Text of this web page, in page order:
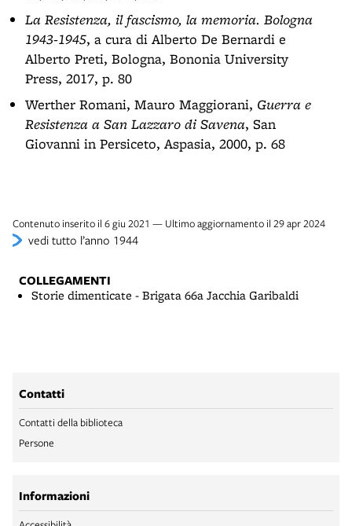
La Resistenza, il fascismo, la memoria. Bologna
1943-1945, a cura di Alberto De Bernardi e
Alberto Preti, Bologna, Bononia University
Press, 2017, p. 80
Werther Romani, Mauro Maggiorani, Guerra e
Resistenza a San Lazzaro di Savena, San
Giovanni in Persiceto, Aspasia, 2000, p. 68
Contenuto inserito il 6 giu 2021 — Ultimo aggiornamento il 29 apr 2024
vedi tutto l’anno 1944
COLLEGAMENTI
Storie dimenticate - Brigata 66a Jacchia Garibaldi
Contatti
Contatti della biblioteca
Persone
Informazioni